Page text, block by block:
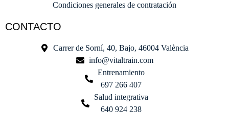
Condiciones generales de contratación
CONTACTO
Carrer de Sorní, 40, Bajo, 46004 València
info@vitaltrain.com
Entrenamiento
697 266 407
Salud integrativa
640 924 238